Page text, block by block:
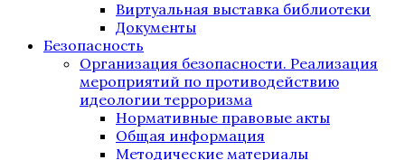
Виртуальная выставка библиотеки
Документы
Безопасность
Организация безопасности. Реализация
мероприятий по противодействию
идеологии терроризма
Нормативные правовые акты
Общая информация
Методические материалы